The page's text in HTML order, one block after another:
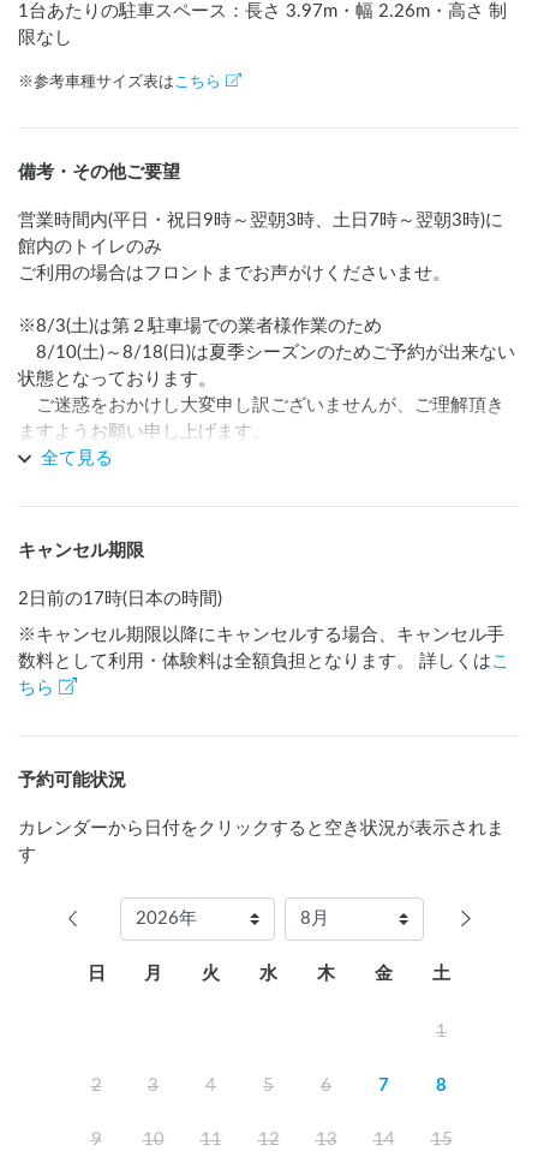
1台あたりの駐車スペース：長さ 3.97m ・幅 2.26m ・高さ 制
限なし
※参考車種サイズ表は こちら
備考・その他ご要望
営業時間内(平日・祝日9時～翌朝3時、土日7時～翌朝3時)に
館内のトイレのみ
ご利用の場合はフロントまでお声がけくださいませ。
※8/3(土)は第２駐車場での業者様作業のため
8/10(土)～8/18(日)は夏季シーズンのためご予約が出来ない
状態となっております。
ご迷惑をおかけし大変申し訳ございませんが、ご理解頂き
ますようお願い申し上げます。
全て見る
キャンセル期限
2日前の17時(日本の時間)
※キャンセル期限以降にキャンセルする場合、キャンセル手
数料として利用・体験料は全額負担となります。 詳しくは こ
ちら
予約可能状況
カレンダーから日付をクリックすると空き状況が表示されま
す
日 月 火 水 木 金 土
1
2 3 4 5 6 7 8
9 10 11 12 13 14 15